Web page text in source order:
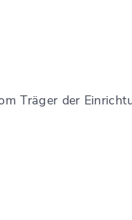
Träger der